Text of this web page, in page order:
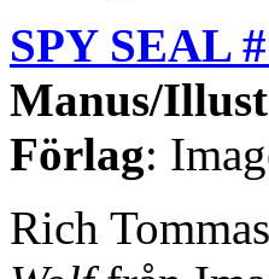
SPY SEAL
Manus/
Förlag:
Rich